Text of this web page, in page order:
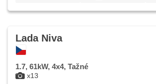
x13
Lada Niva
1.7, 61kW, 4x4, Tažné